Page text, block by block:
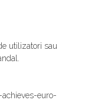
utilizatori sau
euro-